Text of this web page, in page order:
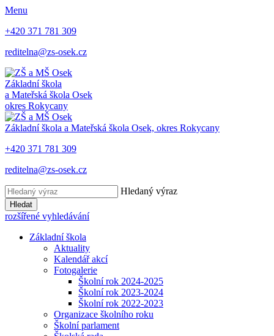
Menu
+420 371 781 309
reditelna@zs-osek.cz
Základní škola
a Mateřská škola Osek
okres Rokycany
Základní škola a Mateřská škola Osek, okres Rokycany
+420 371 781 309
reditelna@zs-osek.cz
Hledaný výraz
Hledat
rozšířené vyhledávání
Základní škola
Aktuality
Kalendář akcí
Fotogalerie
Školní rok 2024-2025
Školní rok 2023-2024
Školní rok 2022-2023
Organizace školního roku
Školní parlament